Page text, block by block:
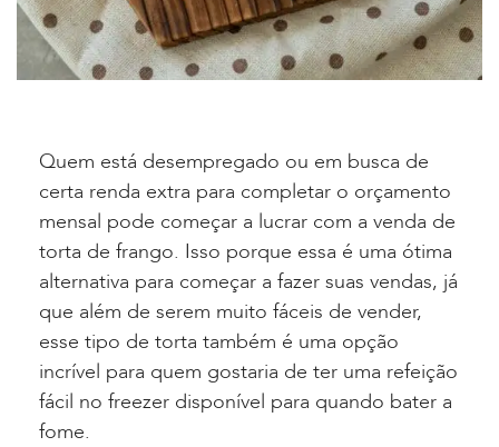
Quem está desempregado ou em busca de
certa renda extra para completar o orçamento
mensal pode começar a lucrar com a venda de
torta de frango. Isso porque essa é uma ótima
alternativa para começar a fazer suas vendas, já
que além de serem muito fáceis de vender,
esse tipo de torta também é uma opção
incrível para quem gostaria de ter uma refeição
fácil no freezer disponível para quando bater a
fome.